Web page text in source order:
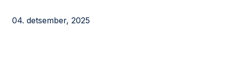
04. detsember, 2025